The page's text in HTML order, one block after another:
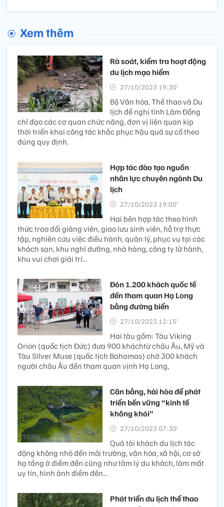
Xem thêm
Rà soát, kiểm tra hoạt động
du lịch mạo hiểm
27/10/2023 19:30’
Bộ Văn hóa, Thể thao và Du
lịch đề nghị tỉnh Lâm Đồng
chỉ đạo các cơ quan chức năng, đơn vị liên quan kịp
thời triển khai công tác khắc phục hậu quả sự cố theo
đúng quy định.
Hợp tác đào tạo nguồn
nhân lực chuyên ngành Du
lịch
27/10/2023 19:00’
Hai bên hợp tác theo hình
thức trao đổi giảng viên, giao lưu sinh viên, hỗ trợ thực
tập, nghiên cứu việc điều hành, quản lý, phục vụ tại các
khách sạn, khu nghỉ dưỡng, nhà hàng, công ty lữ hành,
khu vui chơi giải trí...
Đón 1.200 khách quốc tế
đến tham quan Hạ Long
bằng đường biển
27/10/2023 12:15’
Hai tàu gồm: Tàu Viking
Orion (quốc tịch Đức) đưa 900 kháchtừ châu Âu, Mỹ và
Tàu Silver Muse (quốc tịch Bahamas) chở 300 khách
người châu Âu đến tham quan vịnh Hạ Long,
Cân bằng, hài hòa để phát
triển bền vững “kinh tế
không khói”
27/10/2023 07:30’
Quá tải khách du lịch tác
động không nhỏ đến môi trường, văn hóa, xã hội, cơ sở
hạ tầng ở điểm đến cũng như tâm lý du khách, làm mất
uy tín, hình ảnh điểm đến...
Phát triển du lịch thể thao